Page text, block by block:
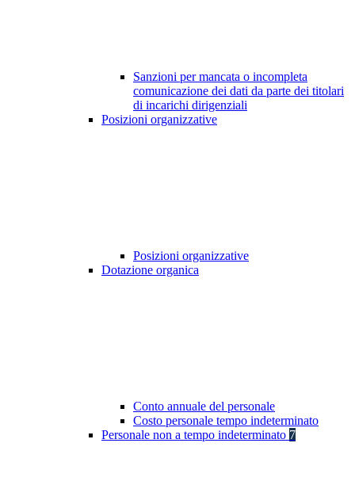
Sanzioni per mancata o incompleta
comunicazione dei dati da parte dei titolari
di incarichi dirigenziali
Posizioni organizzative
Posizioni organizzative
Dotazione organica
Conto annuale del personale
Costo personale tempo indeterminato
Personale non a tempo indeterminato 7